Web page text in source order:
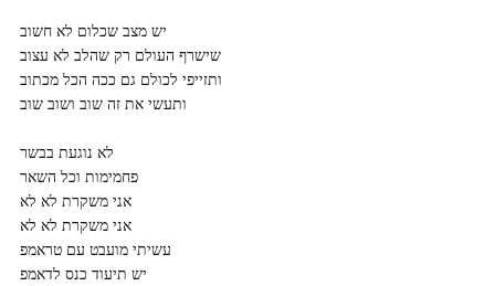
יש מצב שכלום לא חשוב
שישרף העולם רק שהלב לא עצוב
ותזייפי לכולם גם ככה הכל מכתוב
ותעשי את זה שוב ושוב שוב
לא נוגעת בבשר
פחמימות וכל השאר
אני משקרת לא לא
אני משקרת לא לא
עשיתי מועבט עם טראמפ
יש תיעוד כנס לדאמפ